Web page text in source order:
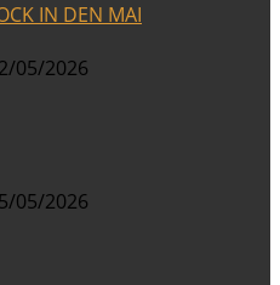
IN DEN MAI
05/2026
05/2026